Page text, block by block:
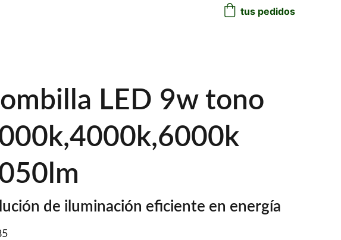
tus pedidos
LED 9w tono
de iluminación eficiente en energía